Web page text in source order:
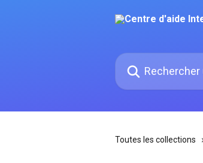
Rechercher un article...
Toutes les collections